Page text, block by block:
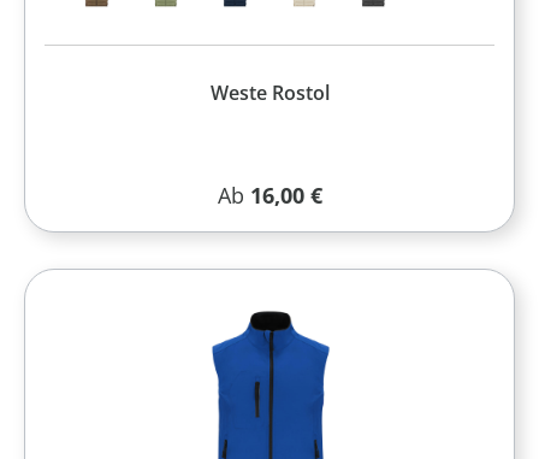
Weste Rostol
Regulärer Preis:
Ab 16,00 €